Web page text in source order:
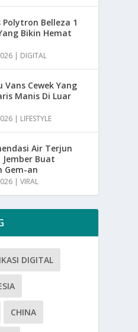
Polytron Belleza 1
Bikin Hemat
| DIGITAL
Vans Cewek Yang
Manis Di Luar
| LIFESTYLE
Air Terjun
Jember Buat
Gem-an
|VIRAL
DIGITAL
CHINA